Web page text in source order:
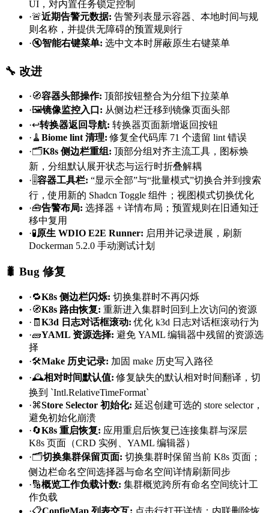
UI，对内置任务锁定控制
·🚨近期告警元数据: 告警列表显示容器、本地时间与规
则名称，并提供无障碍的预置规则行
·🔇智能右键菜单: 选中文本时屏蔽原生右键菜单
🔧 改进
·🧭容器头部操作: 顶部按钮整合为分组下拉菜单
·🖼️镜像监控入口 : 从侧边栏迁移到镜像页面头部
·↩️转换器返回导航: 转换器页面新增返回按钮
· 🧹 Biome lint 清理:修复全代码库 71 个遗留 lint 错误
·🗂️K8s 侧边栏重组 : 顶部分组对齐主流工具，图标焕
新，分组默认展开状态与运行时折叠解耦
·🎚️容器工具栏: “显示全部”与“批量模式”切换合并到搜索
行，使用新的 Shadcn Toggle 组件；视图模式切换优化
·🧰告警布局: 选择器 + 详情布局；预置规则在旧通知迁
移中复用
·🧪原生 WDIO E2E Runner: 启用并记录进展，刷新
Dockerman 5.2.0 手动测试计划
🐛 Bug 修复
·🔁K8s 侧边栏闪烁: 切换集群时不再闪烁
·🧭K8s 路由恢复: 重新进入集群时回到上次访问的资源
· 🧾 K3d 日志对话框滚动:优化 k3d 日志对话框滚动行为
·🧱YAML 资源选择: 避免 YAML 编辑器中残留的资源选
择
·🛠️Make 历史记录: 加固 make 历史写入路径
·🕰️相对时间默认值:修复缺失的默认相对时间翻译，切
换到 `Intl.RelativeTimeFormat`
·⌘Store Selector 初始化: 延迟创建可选的 store selector，
避免初始化崩溃
·🔄K8s 重启恢复: 应用重启后恢复已连接集群与深层
K8s 页面（CRD 实例、YAML 编辑器）
·🗂️切换集群保留页面: 切换集群时保留当前 K8s 页面；
侧边栏命名空间选择器与命名空间详情刷新同步
·🔢概览工作负载计数: 集群概览跨所有命名空间统计工
作负载
·📋ConfigMap 列表交互: 点击行打开详情；内联删除恢